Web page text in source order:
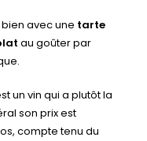
avec une tarte
au goûter par
un vin qui a plutôt la
son prix est
compte tenu du